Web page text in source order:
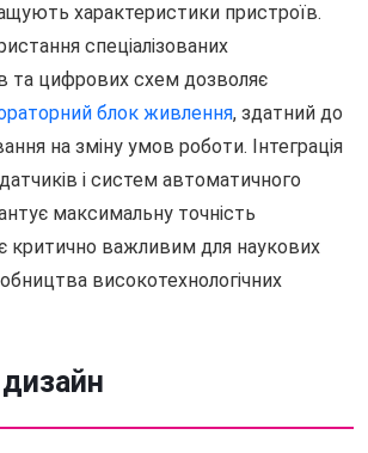
характеристики пристроїв.
спеціалізованих
та цифрових схем дозволяє
блок живлення, здатний до
на зміну умов роботи. Інтеграція
і систем автоматичного
максимальну точність
критично важливим для наукових
високотехнологічних
дизайн